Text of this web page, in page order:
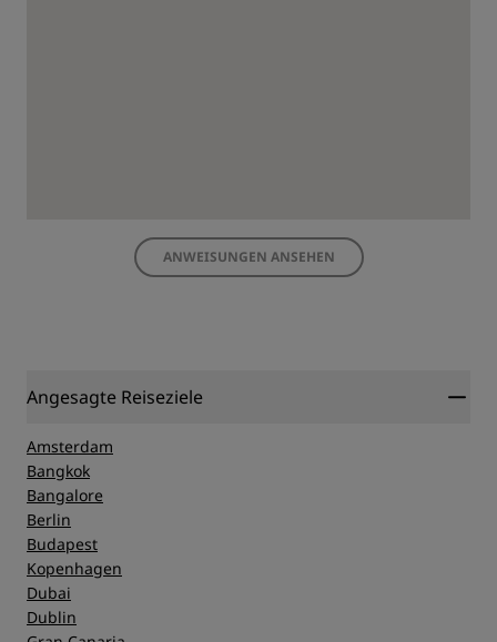
ANWEISUNGEN ANSEHEN
Angesagte Reiseziele
Amsterdam
Bangkok
Bangalore
Berlin
Budapest
Kopenhagen
Dubai
Dublin